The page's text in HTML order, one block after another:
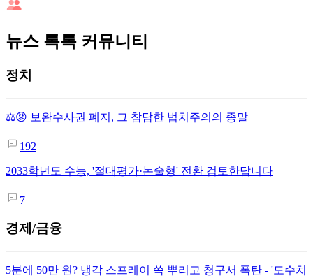
뉴스 톡톡 커뮤니티
정치
⚖️😡 보완수사권 폐지, 그 참담한 법치주의의 종말
192
2033학년도 수능, '절대평가·논술형' 전환 검토한답니다
7
경제/금융
5분에 50만 원? 냉각 스프레이 쓱 뿌리고 청구서 폭탄 - '도수치